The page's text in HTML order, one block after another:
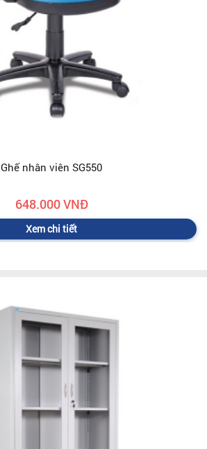
Ghế nhân viên SG550
648.000 VNĐ
Xem chi tiết